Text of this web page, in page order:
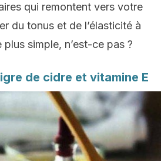
qui remontent vers votre
du tonus et de l’élasticité à
simple, n’est-ce pas ?
de cidre et vitamine E